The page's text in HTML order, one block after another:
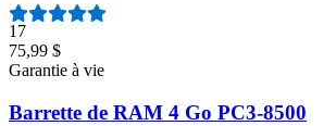
17
75,99 $
Garantie à vie
Barrette de RAM 4 Go PC3-8500